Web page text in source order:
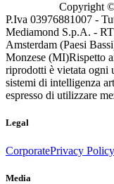
Copyright
P.Iva 03976881007 -
Mediamond S.p.A. -
Amsterdam (Paesi
Monzese (MI)Rispetto
riprodotti è vietata ogni
sistemi di intelligenza
espresso di utilizzare
Legal
CorporatePrivacy Policy
Media